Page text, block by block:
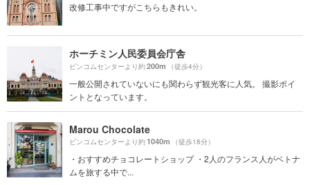
改修工事中ですがこちらもきれい。
ホーチミン人民委員会庁舎
ビンコムセンターより約200m （徒歩4分）
一般公開されていないにも関わらず観光客に人気。 撮影ポイ
ントとなっています。
Marou Chocolate
ビンコムセンターより約1040m （徒歩18分）
・おすすめチョコレートショップ ・2人のフランス人がベトナ
ムを旅する中で...